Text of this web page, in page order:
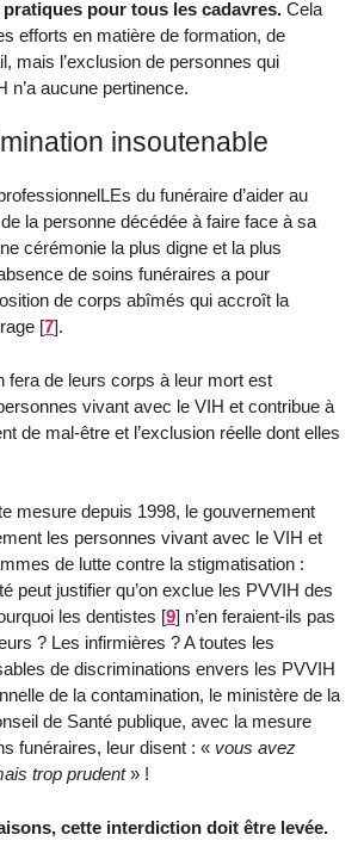
pour tous les cadavres. Cela
efforts en matière de formation, de
mais l’exclusion de personnes qui
n’a aucune pertinence.
insoutenable
du funéraire d’aider au
la personne décédée à faire face à sa
cérémonie la plus digne et la plus
de soins funéraires a pour
de corps abîmés qui accroît la
[7].
fera de leurs corps à leur mort est
vivant avec le VIH et contribue à
de mal-être et l’exclusion réelle dont elles
mesure depuis 1998, le gouvernement
les personnes vivant avec le VIH et
de lutte contre la stigmatisation :
peut justifier qu’on exclue les PVVIH des
les dentistes [9] n’en feraient-ils pas
? Les infirmières ? A toutes les
de discriminations envers les PVVIH
de la contamination, le ministère de la
de Santé publique, avec la mesure
funéraires, leur disent : « vous avez
trop prudent» !
cette interdiction doit être levée.